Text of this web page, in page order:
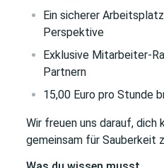
Ein sicherer
Perspektive
Exklusive Mitarbeiter-
Partnern
15,00 Euro pro Stunde
Wir freuen uns darauf, dich
gemeinsam für Sauberkeit